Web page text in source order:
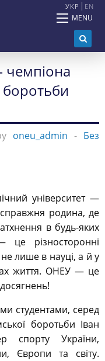
УКР EN
MENU
чемпіона
боротьби
oneu_admin - Без
університет —
родина, де
в будь-яких
це різносторонні
не лише в науці, а й у
життя. ОНЕУ — це
студентами, серед
боротьби Іван
спорту України,
Європи та світу.